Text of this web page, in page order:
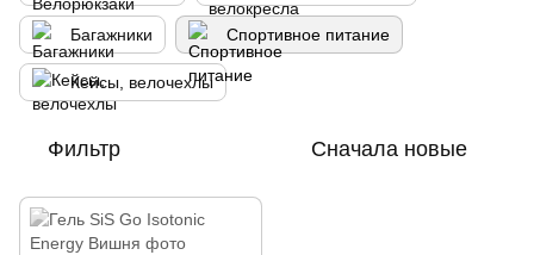
Багажники Спортивное питание
Кейсы, велочехлы
Фильтр Сначала новые